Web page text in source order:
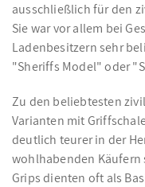
ausschließlich für den
Sie war vor allem bei
Ladenbesitzern sehr
"Sheriffs Model" oder
Zu den beliebtesten
Varianten mit
deutlich teurer in der
wohlhabenden Käufern
Grips dienten oft als